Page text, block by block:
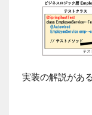
実装の解説があ